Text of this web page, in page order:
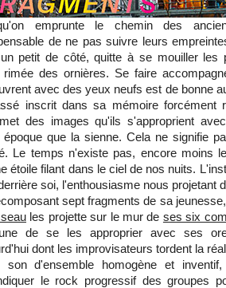
emprunte le chemin des
de ne pas suivre leurs
petit de côté, quitte à se mouiller les
rimée des ornières. Se faire
avec des yeux neufs est de bonne
inscrit dans sa mémoire forcément
des images qu'ils s'approprient
époque que la sienne. Cela ne signifie
Le temps n'existe pas, encore moins
étoile filant dans le ciel de nos nuits.
soi, l'enthousiasme nous projetant
sept fragments de sa
les projette sur le mur de ses six
de se les approprier avec ses
dont les improvisateurs tordent la
d'ensemble homogène et
le rock progressif des groupes